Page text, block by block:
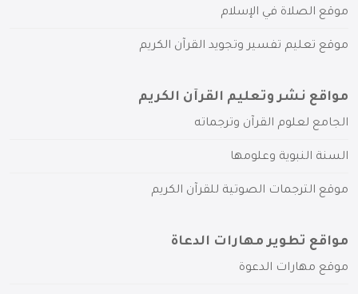
موقع الصلاة في الإسلام
موقع تعليم تفسير وتجويد القرآن الكريم
مواقع نشر وتعليم القرآن الكريم
الجامع لعلوم القرآن وترجماته
السنة النبوية وعلومها
موقع الترجمات الصوتية للقرآن الكريم
مواقع تطوير مهارات الدعاة
موقع مهارات الدعوة